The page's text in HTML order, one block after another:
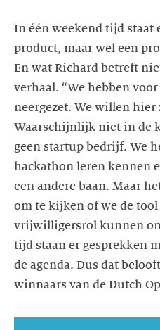
In één weekend tijd staat
product, maar wel een
En wat Richard betreft
verhaal. “We hebben
neergezet. We willen hier
Waarschijnlijk niet in de
geen startup bedrijf. We
hackathon leren kennen
een andere baan. Maar
om te kijken of we de
vrijwilligersrol kunnen
tijd staan er gesprekken
de agenda. Dus dat
winnaars van de Dutch